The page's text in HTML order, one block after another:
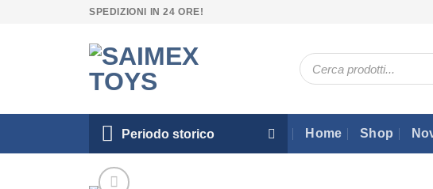
SPEDIZIONI IN 24 ORE!
Ricerca
prodotti
Periodo storico Home Shop